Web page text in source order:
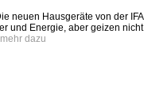
neuen Hausgeräte von der IFA
und Energie, aber geizen nicht
mehr dazu